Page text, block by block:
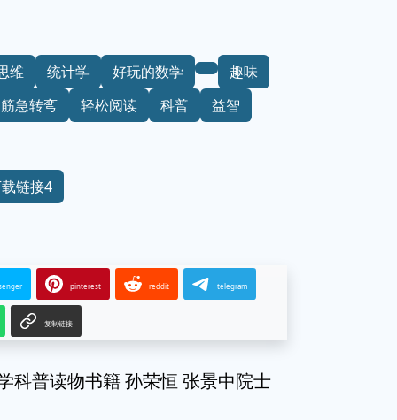
维 统计学 好玩的数学
趣味
急转弯
轻松阅读 科普 益智
链接4
pinterest reddit telegram
复制链接
科普读物书籍 孙荣恒 张景中院士